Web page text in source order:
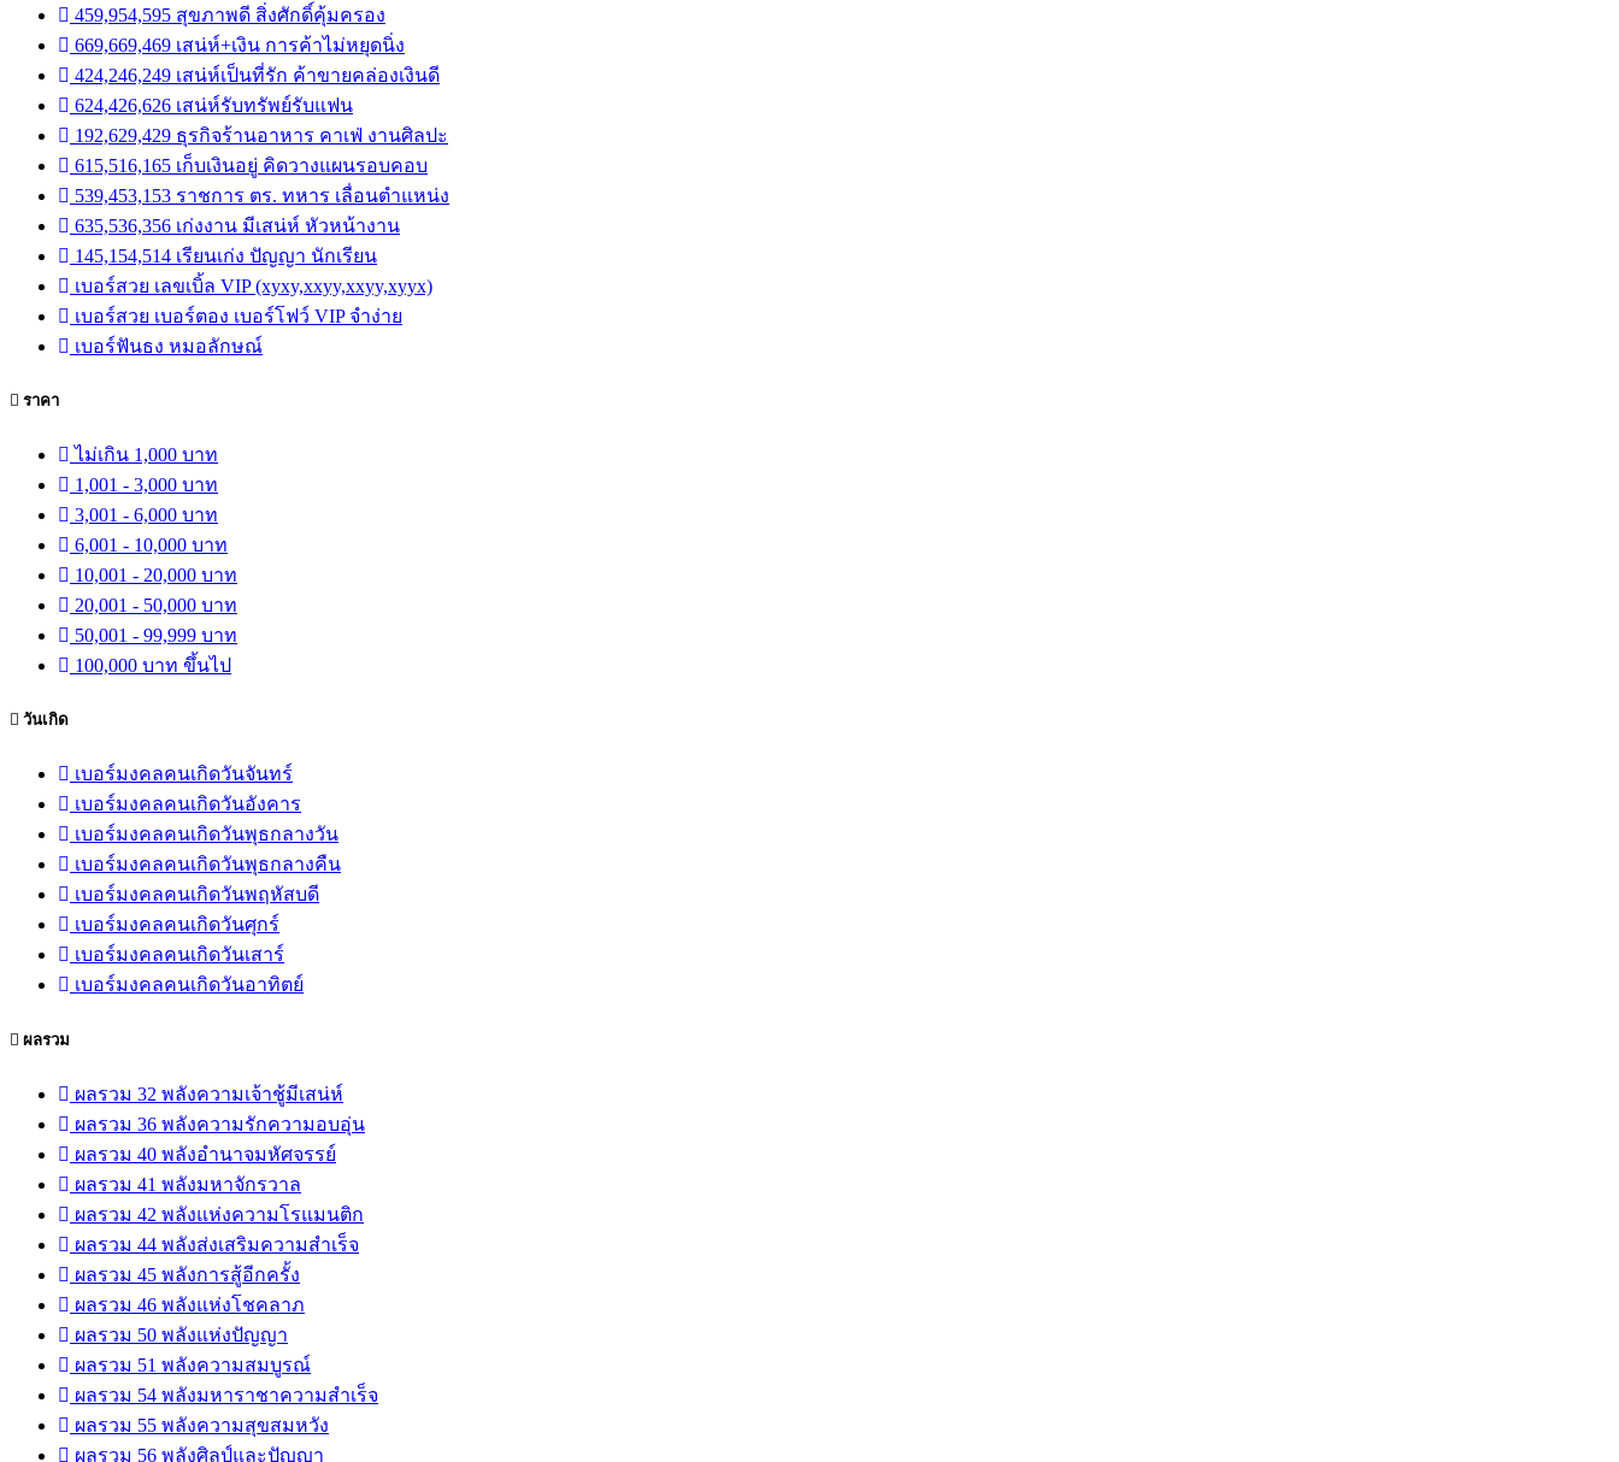
459,954,595 สุขภาพดี สิ่งศักดิ์คุ้มครอง
669,669,469 เสน่ห์+เงิน การค้าไม่หยุดนิ่ง
424,246,249 เสน่ห์เป็นที่รัก ค้าขายคล่องเงินดี
624,426,626 เสน่ห์รับทรัพย์รับแฟน
192,629,429 ธุรกิจร้านอาหาร คาเฟ่ งานศิลปะ
615,516,165 เก็บเงินอยู่ คิดวางแผนรอบคอบ
539,453,153 ราชการ ตร. ทหาร เลื่อนตำแหน่ง
635,536,356 เก่งงาน มีเสน่ห์ หัวหน้างาน
145,154,514 เรียนเก่ง ปัญญา นักเรียน
เบอร์สวย เลขเบิ้ล VIP (xyxy,xxyy,xxyy,xyyx)
เบอร์สวย เบอร์ตอง เบอร์โฟว์ VIP จำง่าย
เบอร์ฟันธง หมอลักษณ์
ราคา
ไม่เกิน 1,000 บาท
1,001 - 3,000 บาท
3,001 - 6,000 บาท
6,001 - 10,000 บาท
10,001 - 20,000 บาท
20,001 - 50,000 บาท
50,001 - 99,999 บาท
100,000 บาท ขึ้นไป
วันเกิด
เบอร์มงคลคนเกิดวันจันทร์
เบอร์มงคลคนเกิดวันอังคาร
เบอร์มงคลคนเกิดวันพุธกลางวัน
เบอร์มงคลคนเกิดวันพุธกลางคืน
เบอร์มงคลคนเกิดวันพฤหัสบดี
เบอร์มงคลคนเกิดวันศุกร์
เบอร์มงคลคนเกิดวันเสาร์
เบอร์มงคลคนเกิดวันอาทิตย์
ผลรวม
ผลรวม 32 พลังความเจ้าชู้มีเสน่ห์
ผลรวม 36 พลังความรักความอบอุ่น
ผลรวม 40 พลังอำนาจมหัศจรรย์
ผลรวม 41 พลังมหาจักรวาล
ผลรวม 42 พลังแห่งความโรแมนติก
ผลรวม 44 พลังส่งเสริมความสำเร็จ
ผลรวม 45 พลังการสู้อีกครั้ง
ผลรวม 46 พลังแห่งโชคลาภ
ผลรวม 50 พลังแห่งปัญญา
ผลรวม 51 พลังความสมบูรณ์
ผลรวม 54 พลังมหาราชาความสำเร็จ
ผลรวม 55 พลังความสุขสมหวัง
ผลรวม 56 พลังศิลป์และปัญญา